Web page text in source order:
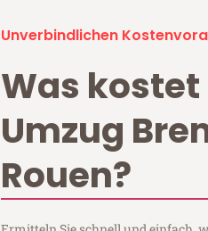
Unverbindlichen
Was kostet
Umzug
Rouen?